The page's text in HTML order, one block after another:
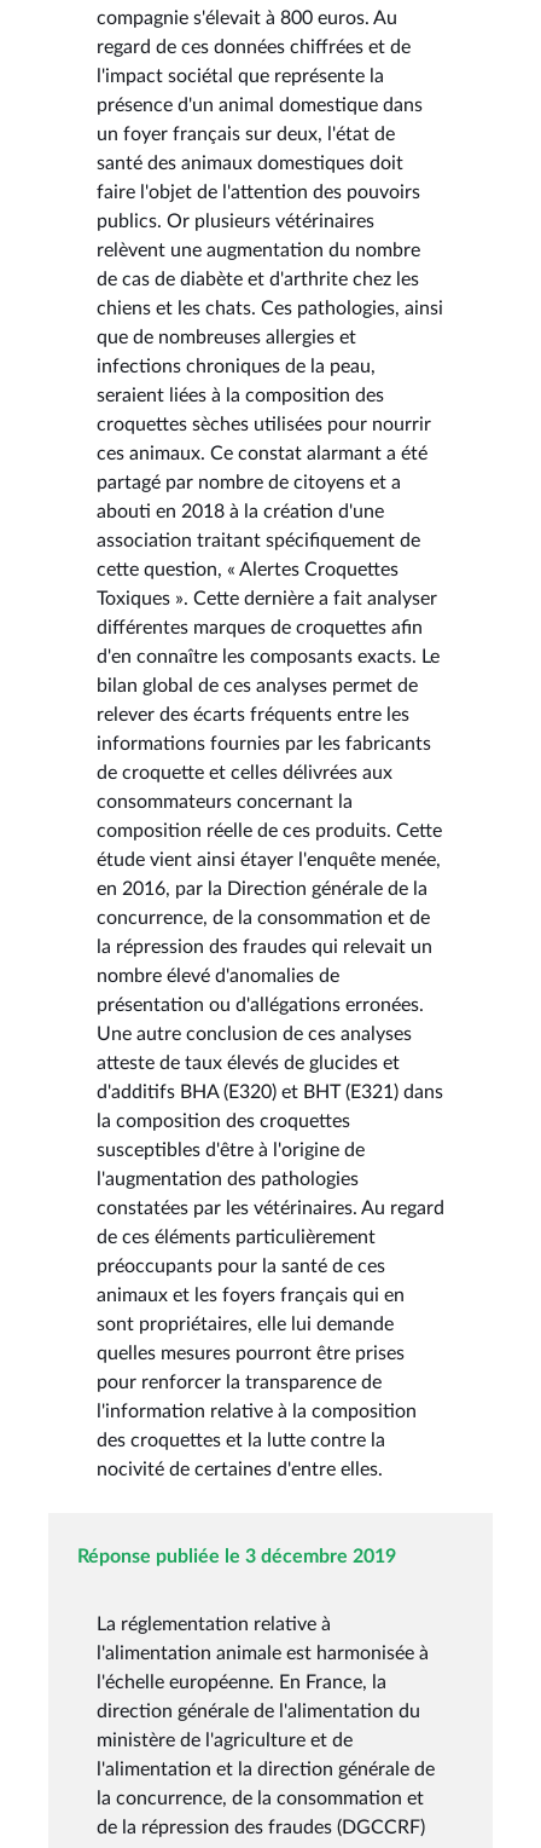
compagnie s'élevait à 800 euros. Au
regard de ces données chiffrées et de
l'impact sociétal que représente la
présence d'un animal domestique dans
un foyer français sur deux, l'état de
santé des animaux domestiques doit
faire l'objet de l'attention des pouvoirs
publics. Or plusieurs vétérinaires
relèvent une augmentation du nombre
de cas de diabète et d'arthrite chez les
chiens et les chats. Ces pathologies, ainsi
que de nombreuses allergies et
infections chroniques de la peau,
seraient liées à la composition des
croquettes sèches utilisées pour nourrir
ces animaux. Ce constat alarmant a été
partagé par nombre de citoyens et a
abouti en 2018 à la création d'une
association traitant spécifiquement de
cette question, « Alertes Croquettes
Toxiques ». Cette dernière a fait analyser
différentes marques de croquettes afin
d'en connaître les composants exacts. Le
bilan global de ces analyses permet de
relever des écarts fréquents entre les
informations fournies par les fabricants
de croquette et celles délivrées aux
consommateurs concernant la
composition réelle de ces produits. Cette
étude vient ainsi étayer l'enquête menée,
en 2016, par la Direction générale de la
concurrence, de la consommation et de
la répression des fraudes qui relevait un
nombre élevé d'anomalies de
présentation ou d'allégations erronées.
Une autre conclusion de ces analyses
atteste de taux élevés de glucides et
d'additifs BHA (E320) et BHT (E321) dans
la composition des croquettes
susceptibles d'être à l'origine de
l'augmentation des pathologies
constatées par les vétérinaires. Au regard
de ces éléments particulièrement
préoccupants pour la santé de ces
animaux et les foyers français qui en
sont propriétaires, elle lui demande
quelles mesures pourront être prises
pour renforcer la transparence de
l'information relative à la composition
des croquettes et la lutte contre la
nocivité de certaines d'entre elles.
Réponse publiée le 3 décembre 2019
La réglementation relative à
l'alimentation animale est harmonisée à
l'échelle européenne. En France, la
direction générale de l'alimentation du
ministère de l'agriculture et de
l'alimentation et la direction générale de
la concurrence, de la consommation et
de la répression des fraudes (DGCCRF)